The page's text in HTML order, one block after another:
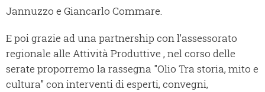
Jannuzzo e Giancarlo Commare.
E poi grazie ad una partnership con l’assessorato
regionale alle Attività Produttive , nel corso delle
serate proporremo la rassegna "Olio Tra storia, mito e
cultura" con interventi di esperti, convegni,